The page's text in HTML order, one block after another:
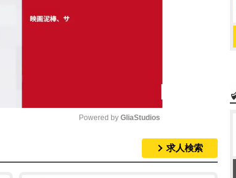
Powered by GliaStudios
求人検索